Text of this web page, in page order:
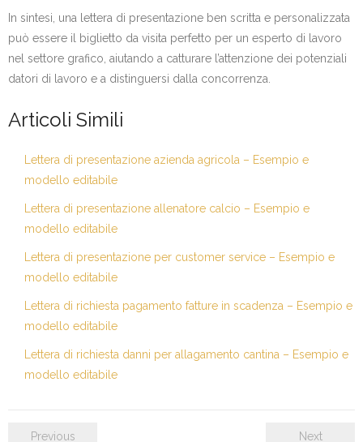
In sintesi, una lettera di presentazione ben scritta e personalizzata
può essere il biglietto da visita perfetto per un esperto di lavoro
nel settore grafico, aiutando a catturare l’attenzione dei potenziali
datori di lavoro e a distinguersi dalla concorrenza.
Articoli Simili
Lettera di presentazione azienda agricola – Esempio e
modello editabile
Lettera di presentazione allenatore calcio – Esempio e
modello editabile
Lettera di presentazione per customer service – Esempio e
modello editabile
Lettera di richiesta pagamento fatture in scadenza – Esempio e
modello editabile
Lettera di richiesta danni per allagamento cantina – Esempio e
modello editabile
Previous Next